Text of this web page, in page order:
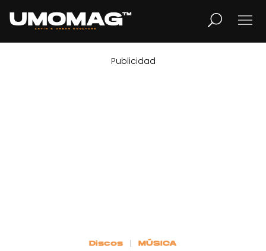
LIFESTYLE
Publicidad
Discos MÚSICA